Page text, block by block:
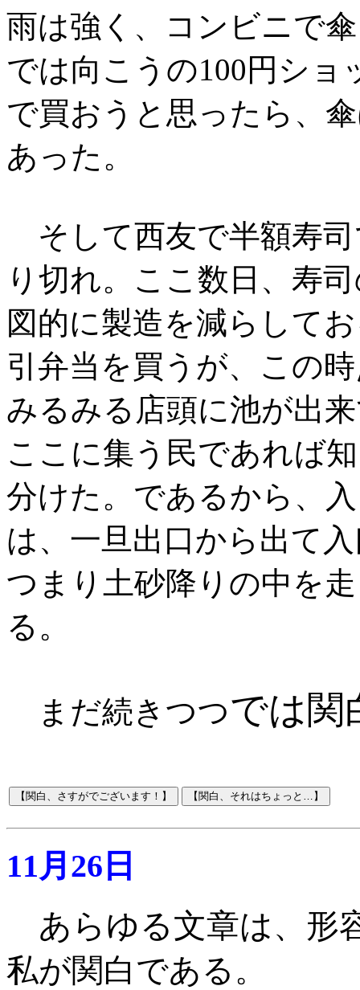
雨は強く、コンビニで
では向こうの100円シ
で買おうと思ったら、
あった。
そして西友で半額寿
り切れ。ここ数日、寿
図的に製造を減らして
引弁当を買うが、この
みるみる店頭に池が出
ここに集う民であれば
分けた。であるから、
は、一旦出口から出て
つまり土砂降りの中を
る。
まだ続きつつでは関
11月26日
あらゆる文章は、形
私が関白である 。